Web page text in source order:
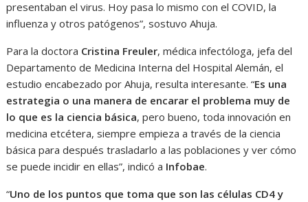
presentaban el virus. Hoy pasa lo mismo con el COVID, la
influenza y otros patógenos”, sostuvo Ahuja.
Para la doctora Cristina Freuler, médica infectóloga, jefa del
Departamento de Medicina Interna del Hospital Alemán, el
estudio encabezado por Ahuja, resulta interesante. “Es una
estrategia o una manera de encarar el problema muy de
lo que es la ciencia básica, pero bueno, toda innovación en
medicina etcétera, siempre empieza a través de la ciencia
básica para después trasladarlo a las poblaciones y ver cómo
se puede incidir en ellas”, indicó a Infobae.
“Uno de los puntos que toma que son las células CD4 y